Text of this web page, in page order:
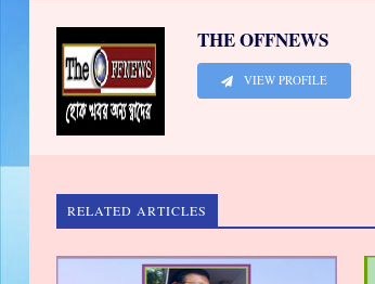
THE OFFNEWS
VIEW PROFILE
RELATED ARTICLES